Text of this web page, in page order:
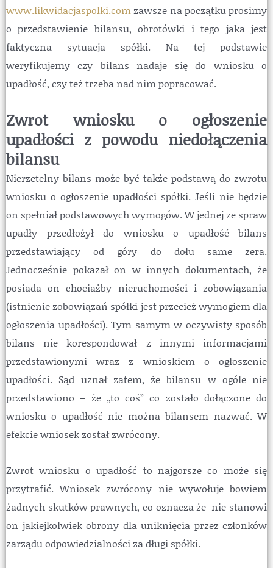
www.likwidacjaspolki.comzawsze na początku prosimy
o przedstawienie bilansu, obrotówki i tego jaka jest
faktyczna sytuacja spółki. Na tej podstawie
weryfikujemy czy bilans nadaje się do wniosku o
upadłość, czy też trzeba nad nim popracować.
Zwrot wniosku o ogłoszenie
upadłości z powodu niedołączenia
bilansu
Nierzetelny bilans może być także podstawą do zwrotu
wniosku o ogłoszenie upadłości spółki. Jeśli nie będzie
on spełniał podstawowych wymogów. W jednej ze spraw
upadły przedłożył do wniosku o upadłość bilans
przedstawiający od góry do dołu same zera.
Jednocześnie pokazał on w innych dokumentach, że
posiada on chociażby nieruchomości i zobowiązania
(istnienie zobowiązań spółki jest przecież wymogiem dla
ogłoszenia upadłości). Tym samym w oczywisty sposób
bilans nie korespondował z innymi informacjami
przedstawionymi wraz z wnioskiem o ogłoszenie
upadłości. Sąd uznał zatem, że bilansu w ogóle nie
przedstawiono – że „to coś” co zostało dołączone do
wniosku o upadłość nie można bilansem nazwać. W
efekcie wniosek został zwrócony.
Zwrot wniosku o upadłość to najgorsze co może się
przytrafić. Wniosek zwrócony nie wywołuje bowiem
żadnych skutków prawnych, co oznacza że nie stanowi
on jakiejkolwiek obrony dla uniknięcia przez członków
zarządu odpowiedzialności za długi spółki.